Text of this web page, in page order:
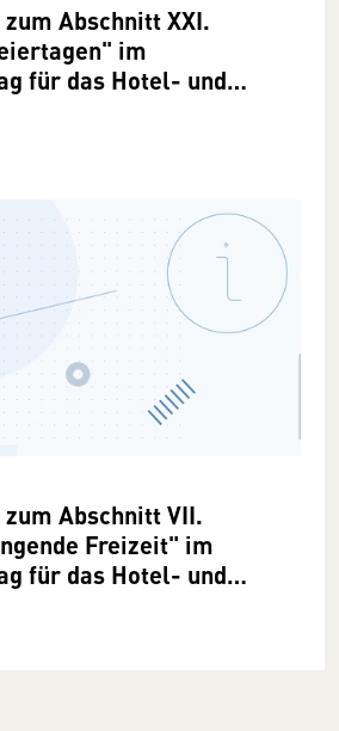
Abschnitt XXI.
im
für das Hotel- und
Abschnitt VII.
Freizeit" im
für das Hotel- und